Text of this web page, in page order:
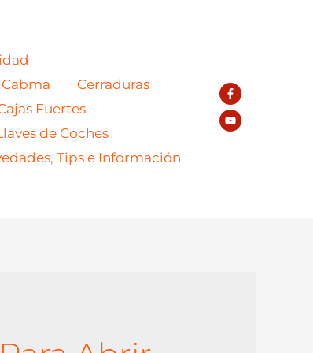
Cerraduras
Fuertes
de Coches
Tips e Información